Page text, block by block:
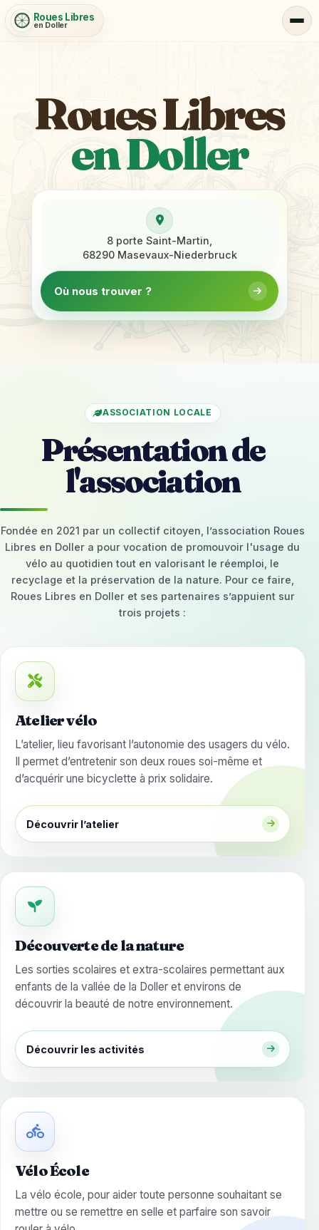
Roues Libres
en Doller
Roues Libres
en Doller
8 porte Saint-Martin,
68290 Masevaux-Niederbruck
Où nous trouver ?
ASSOCIATION LOCALE
Présentation de
l'association
Fondée en 2021 par un collectif citoyen, l’association Roues
Libres en Doller a pour vocation de promouvoir l'usage du
vélo au quotidien tout en valorisant le réemploi, le
recyclage et la préservation de la nature. Pour ce faire,
Roues Libres en Doller et ses partenaires s’appuient sur
trois projets :
Atelier vélo
L’atelier, lieu favorisant l’autonomie des usagers du vélo.
Il permet d’entretenir son deux roues soi-même et
d’acquérir une bicyclette à prix solidaire.
Découvrir l’atelier
Découverte de la nature
Les sorties scolaires et extra-scolaires permettant aux
enfants de la vallée de la Doller et environs de
découvrir la beauté de notre environnement.
Découvrir les activités
Vélo École
La vélo école, pour aider toute personne souhaitant se
mettre ou se remettre en selle et parfaire son savoir